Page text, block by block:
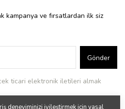
deneyiminizi iyileştirmek için yasal
kampanya ve fırsatlardan ilk siz
Gönder
ticari elektronik iletileri almak